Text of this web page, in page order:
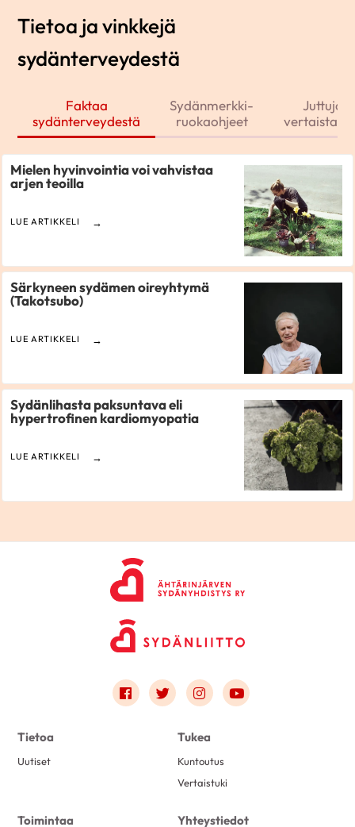
Tietoa ja vinkkejä
sydänterveydestä
Faktaa
sydänterveydestä
Sydänmerkki-
ruokaohjeet
Juttuja
Mielen hyvinvointia voi vahvistaa
arjen teoilla
LUE ARTIKKELI
Särkyneen sydämen oireyhtymä
(Takotsubo)
LUE ARTIKKELI
Sydänlihasta paksuntava eli
hypertrofinen kardiomyopatia
LUE ARTIKKELI
Link to facebook
Link to twitter
Link to instagram
Link to youtube
Tietoa
Uutiset
Tukea
Kuntoutus
Vertaistuki
Toimintaa Yhteystiedot